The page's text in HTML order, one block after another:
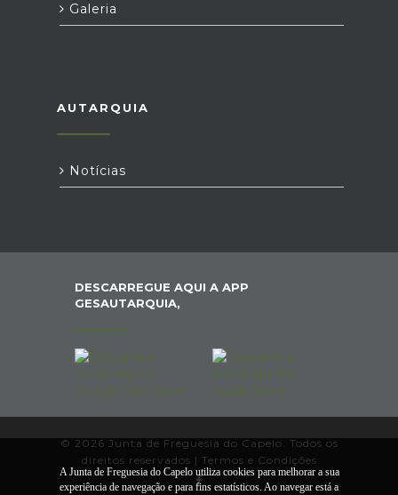
Galeria
AUTARQUIA
Notícias
DESCARREGUE AQUI A APP
GESAUTARQUIA,
© 2026 Junta de Freguesia do Capelo. Todos os
direitos reservados | Termos e Condições
A Junta de Freguesia do Capelo utiliza cookies para melhorar a sua
experiência de navegação e para fins estatísticos. Ao navegar está a